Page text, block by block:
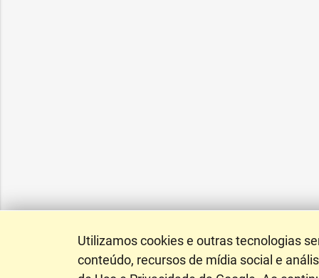
Utilizamos cookies e outras tecnologias
conteúdo, recursos de mídia social e